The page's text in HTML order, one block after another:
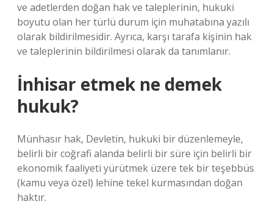
ve adetlerden doğan hak ve taleplerinin, hukuki
boyutu olan her türlü durum için muhatabına yazılı
olarak bildirilmesidir. Ayrıca, karşı tarafa kişinin hak
ve taleplerinin bildirilmesi olarak da tanımlanır.
İnhisar etmek ne demek
hukuk?
Münhasır hak, Devletin, hukuki bir düzenlemeyle,
belirli bir coğrafi alanda belirli bir süre için belirli bir
ekonomik faaliyeti yürütmek üzere tek bir teşebbüs
(kamu veya özel) lehine tekel kurmasından doğan
haktır.